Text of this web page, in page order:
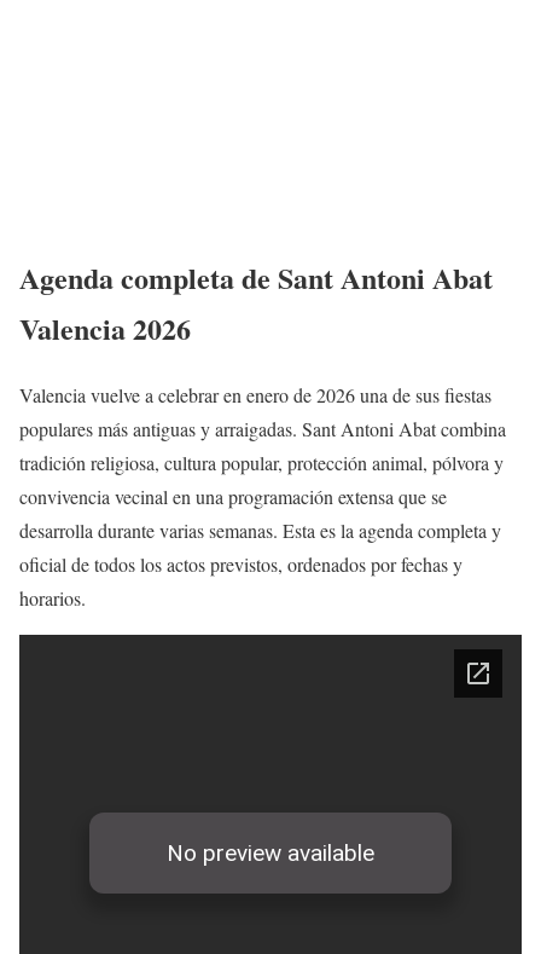
Agenda completa de Sant Antoni Abat
Valencia 2026
Valencia vuelve a celebrar en enero de 2026 una de sus fiestas
populares más antiguas y arraigadas. Sant Antoni Abat combina
tradición religiosa, cultura popular, protección animal, pólvora y
convivencia vecinal en una programación extensa que se
desarrolla durante varias semanas. Esta es la agenda completa y
oficial de todos los actos previstos, ordenados por fechas y
horarios.